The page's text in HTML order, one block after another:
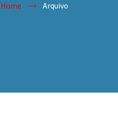
Home Arquivo